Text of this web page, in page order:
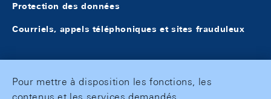
Protection des données
Courriels, appels téléphoniques et sites frauduleux
Pour mettre à disposition les fonctions, les